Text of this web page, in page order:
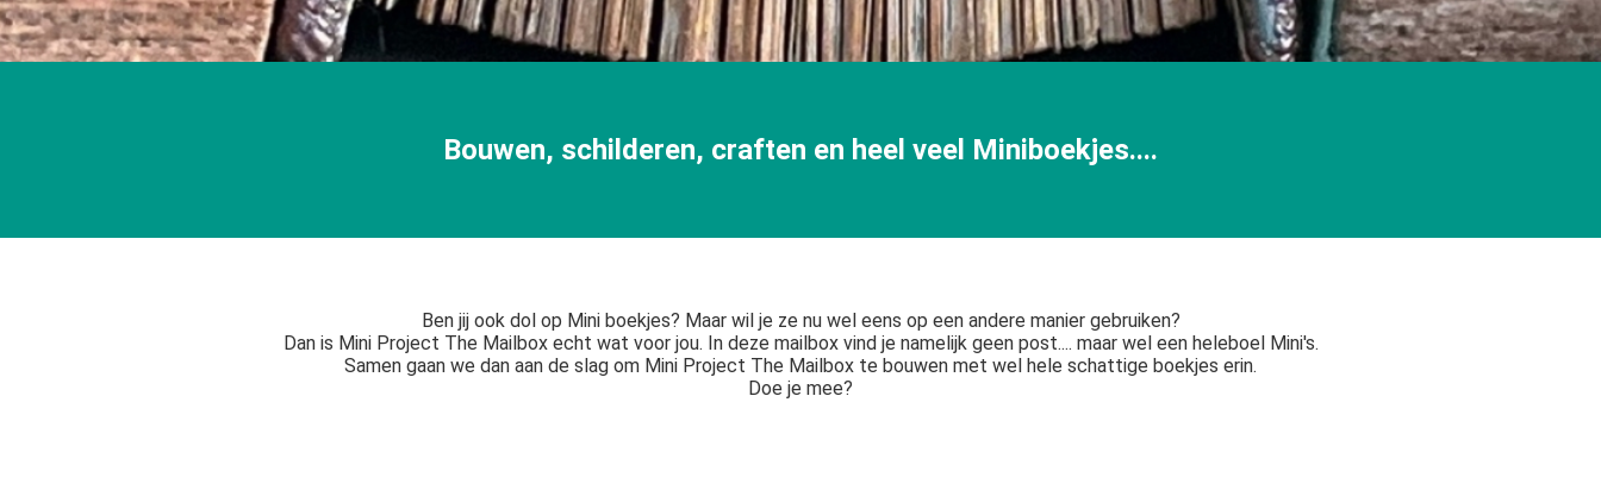
Bouwen, schilderen, craften en heel veel Miniboekjes....
Ben jij ook dol op Mini boekjes? Maar wil je ze nu wel eens op een andere manier gebruiken?
Dan is Mini Project The Mailbox echt wat voor jou. In deze mailbox vind je namelijk geen post.... maar wel een heleboel Mini's.
Samen gaan we dan aan de slag om Mini Project The Mailbox te bouwen met wel hele schattige boekjes erin.
Doe je mee?
opslaan